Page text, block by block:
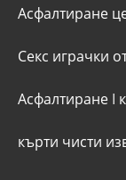
Асфалтиране
Секс играчки
Асфалтиране I
кърти чисти